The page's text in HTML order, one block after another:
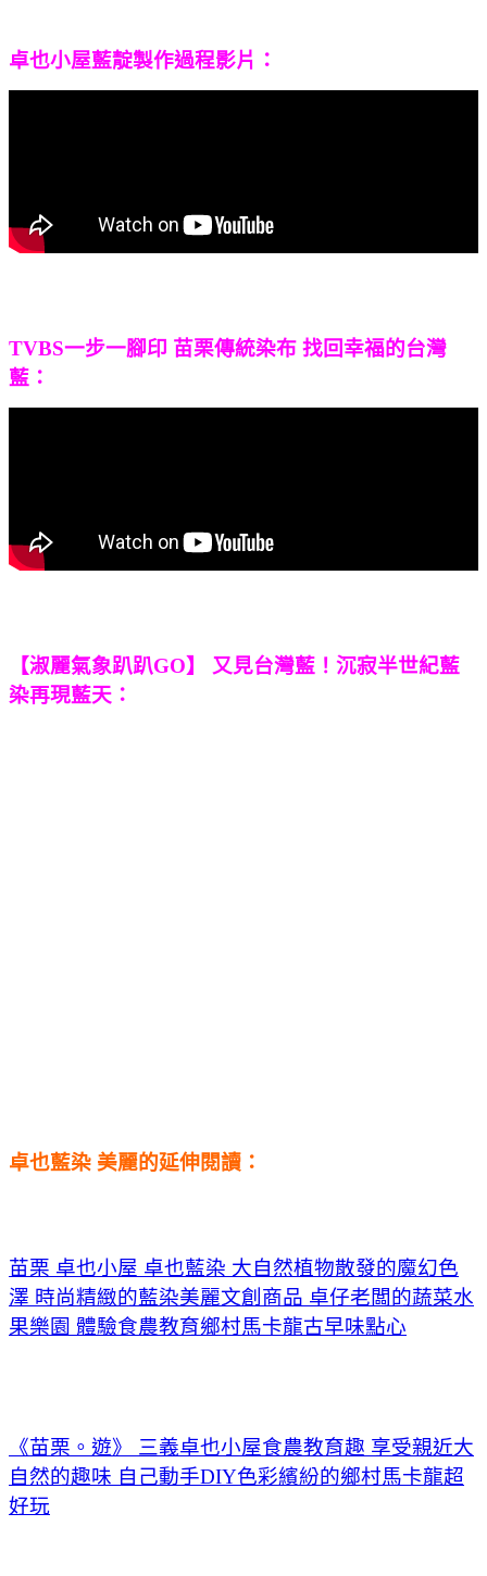
卓也小屋藍靛製作過程影片：
TVBS一步一腳印 苗栗傳統染布 找回幸福的台灣
藍：
【淑麗氣象趴趴GO】 又見台灣藍！沉寂半世紀藍
染再現藍天：
卓也藍染 美麗的延伸閱讀：
苗栗 卓也小屋 卓也藍染 大自然植物散發的魔幻色
澤 時尚精緻的藍染美麗文創商品 卓仔老闆的蔬菜水
果樂園 體驗食農教育鄉村馬卡龍古早味點心
《苗栗。遊》 三義卓也小屋食農教育趣 享受親近大
自然的趣味 自己動手DIY色彩繽紛的鄉村馬卡龍超
好玩